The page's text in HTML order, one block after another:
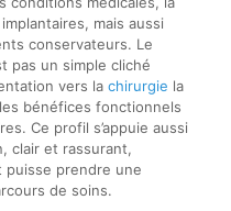
mais aussi
conservateurs. Le
pas un simple cliché
vers la chirurgie la
bénéfices fonctionnels
Ce profil s’appuie aussi
clair et rassurant,
puisse prendre une
de soins.